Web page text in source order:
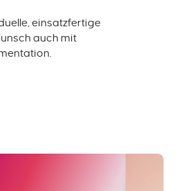
einsatzfertige
auch mit